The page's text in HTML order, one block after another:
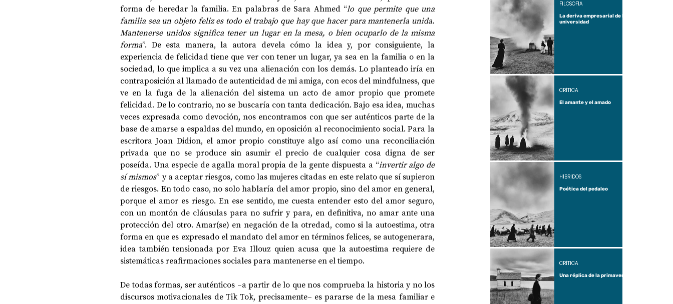
forma de heredar la familia. En palabras de Sara Ahmed “lo que permite que una
familia sea un objeto feliz es todo el trabajo que hay que hacer para mantenerla unida.
Mantenerse unidos significa tener un lugar en la mesa, o bien ocuparlo de la misma
forma”. De esta manera, la autora devela cómo la idea y, por consiguiente, la
experiencia de felicidad tiene que ver con tener un lugar, ya sea en la familia o en la
sociedad, lo que implica a su vez una alienación con los demás. Lo planteado iría en
contraposición al llamado de autenticidad de mi amiga, con ecos del mindfulness, que
ve en la fuga de la alienación del sistema un acto de amor propio que promete
felicidad. De lo contrario, no se buscaría con tanta dedicación. Bajo esa idea, muchas
veces expresada como devoción, nos encontramos con que ser auténticos parte de la
base de amarse a espaldas del mundo, en oposición al reconocimiento social. Para la
escritora Joan Didion, el amor propio constituye algo así como una reconciliación
privada que no se produce sin asumir el precio de cualquier cosa digna de ser
poseída. Una especie de agalla moral propia de la gente dispuesta a “invertir algo de
sí mismos” y a aceptar riesgos, como las mujeres citadas en este relato que sí supieron
de riesgos. En todo caso, no solo hablaría del amor propio, sino del amor en general,
porque el amor es riesgo. En ese sentido, me cuesta entender esto del amor seguro,
con un montón de cláusulas para no sufrir y para, en definitiva, no amar ante una
protección del otro. Amar(se) en negación de la otredad, como si la autoestima, otra
forma en que es expresado el mandato del amor en términos felices, se autogenerara,
idea también tensionada por Eva Illouz quien acusa que la autoestima requiere de
sistemáticas reafirmaciones sociales para mantenerse en el tiempo.
De todas formas, ser auténticos –a partir de lo que nos comprueba la historia y no los
discursos motivacionales de Tik Tok, precisamente– es pararse de la mesa familiar e
La deriva empresarial de la
universidad
FILOSOFÍA
El amante y el amado
CRÍTICA
Poética del pedaleo
HÍBRIDOS
Una réplica de la primavera
CRÍTICA